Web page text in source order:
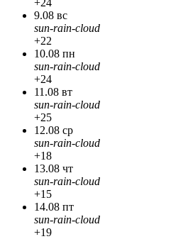
+24
9.08 вс
sun-rain-cloud
+22
10.08 пн
sun-rain-cloud
+24
11.08 вт
sun-rain-cloud
+25
12.08 ср
sun-rain-cloud
+18
13.08 чт
sun-rain-cloud
+15
14.08 пт
sun-rain-cloud
+19